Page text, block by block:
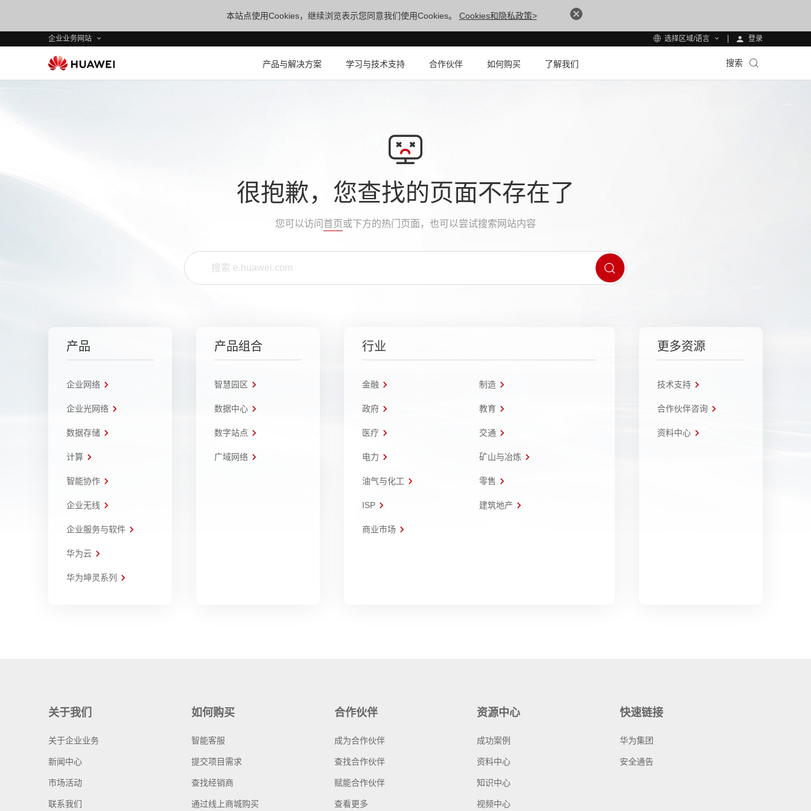
本站点使用Cookies，继续浏览表示您同意我们使用Cookies。 Cookies和隐私政策>
企业业务网站 选择区域/语言 登录
产品与解决方案 学习与技术支持 合作伙伴 如何购买 了解我们 搜索
很抱歉，您查找的页面不存在了
您可以访问 首页或下方的热门页面，也可以尝试搜索网站内容
产品
企业网络
企业光网络
数据存储
计算
智能协作
企业无线
企业服务与软件
华为云
华为坤灵系列
产品组合
智慧园区
数据中心
数字站点
广域网络
行业
金融 制造
政府 教育
医疗 交通
电力 矿山与冶炼
油气与化工 零售
ISP 建筑地产
商业市场
更多资源
技术支持
合作伙伴咨询
资料中心
关于我们
关于企业业务
新闻中心
市场活动
联系我们
如何购买
智能客服
提交项目需求
查找经销商
通过线上商城购买
合作伙伴
成为合作伙伴
查找合作伙伴
赋能合作伙伴
查看更多
资源中心
成功案例
资料中心
知识中心
视频中心
快速链接
华为集团
安全通告